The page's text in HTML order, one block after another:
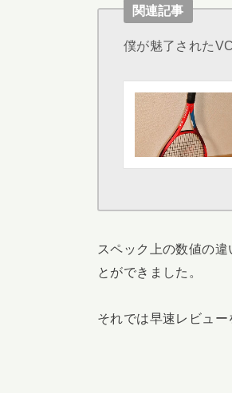
関連記事
僕が魅了された
スペック上の数値の
とができました。
それでは早速レビュー